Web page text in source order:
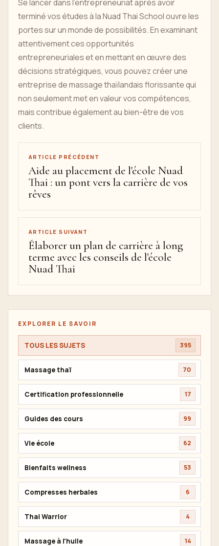
Se lancer dans l'entrepreneuriat après avoir
terminé vos études à la Nuad Thai School ouvre les
portes sur un monde de possibilités. En examinant
attentivement ces opportunités
entrepreneuriales et en mettant en œuvre des
décisions stratégiques, vous pouvez créer une
entreprise de massage thaïlandais florissante qui
non seulement met en valeur vos compétences,
mais contribue également au bien-être de vos
clients.
ARTICLE PRÉCÉDENT
Aide au placement de l'école Nuad
Thai : un pont vers la carrière de vos
rêves
ARTICLE SUIVANT
Élaborer un plan de carrière à long
terme avec les conseils de l'école
Nuad Thai
EXPLORER LE SAVOIR
TOUS LES SUJETS 395
Massage thaï 70
Certification professionnelle 17
Guides des cours 99
Vie école 62
Bienfaits wellness 53
Compresses herbales 6
Thai Warrior 4
Massage à l'huile 14